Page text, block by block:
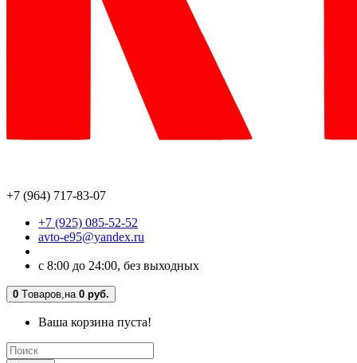
+7 (964) 717-83-07
+7 (925) 085-52-52
avto-e95@yandex.ru
с 8:00 до 24:00, без выходных
0 Tоваров,на 0 руб.
Ваша корзина пуста!